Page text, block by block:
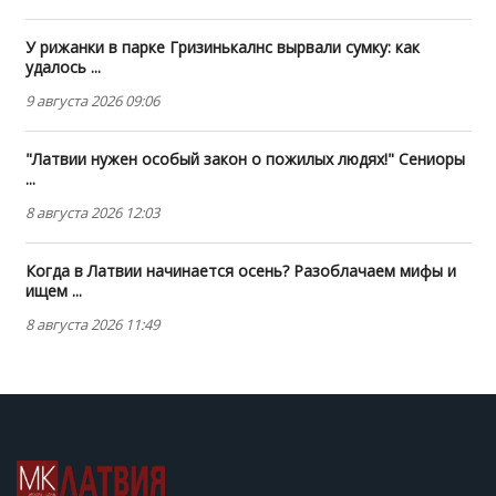
У рижанки в парке Гризинькалнс вырвали сумку: как
удалось ...
9 августа 2026 09:06
"Латвии нужен особый закон о пожилых людях!" Сениоры
...
8 августа 2026 12:03
Когда в Латвии начинается осень? Разоблачаем мифы и
ищем ...
8 августа 2026 11:49